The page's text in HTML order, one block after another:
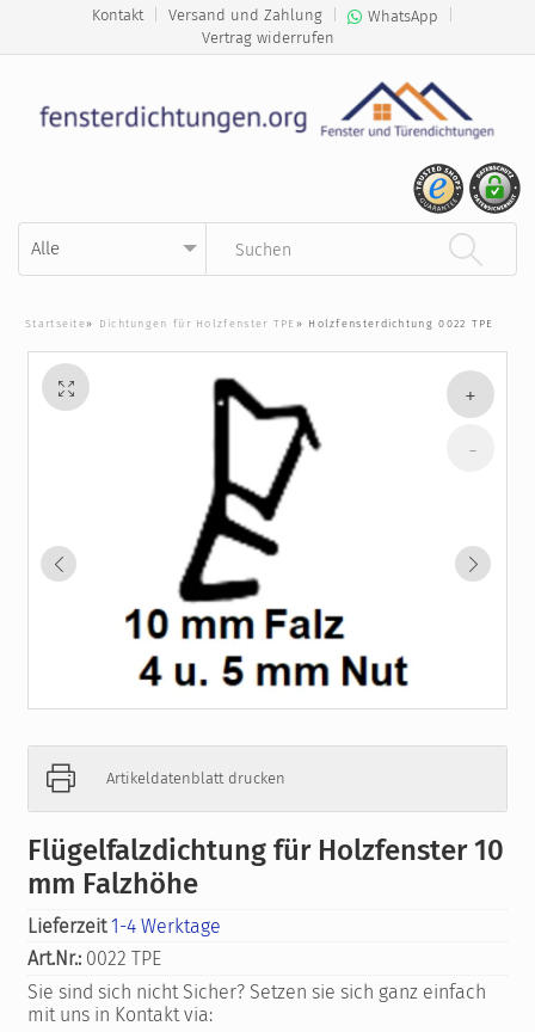
Kontakt Versand und Zahlung WhatsApp
Vertrag widerrufen
Startseite» Dichtungen für Holzfenster TPE » Holzfensterdichtung 0022 TPE
Artikeldatenblatt drucken
Flügelfalzdichtung für Holzfenster 10
mm Falzhöhe
Lieferzeit 1-4 Werktage
Art.Nr.: 0022 TPE
Sie sind sich nicht Sicher? Setzen sie sich ganz einfach
mit uns in Kontakt via: